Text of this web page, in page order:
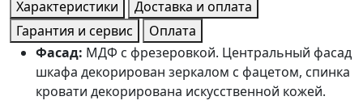
Характеристики
Доставка и оплата
Гарантия и сервис
Оплата
Фасад: МДФ с фрезеровкой. Центральный фасад
шкафа декорирован зеркалом с фацетом, спинка
кровати декорирована искусственной кожей.